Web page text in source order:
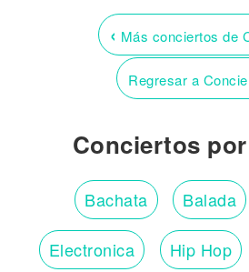
‹ Más conciertos de
Regresar a
Conciertos
Bachata Balada
Electronica Hip Hop